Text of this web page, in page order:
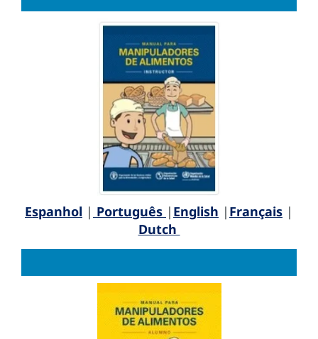
Espanhol | Português | English | Français |
Dutch